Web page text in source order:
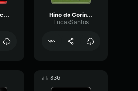
hino do flamengo globo rj
Hino do Corinthians
LucasSantos
836